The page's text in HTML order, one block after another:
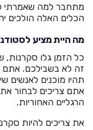
הכלים האלה הולכים
מה היית מציע
כל הזמן גלו סקרנות,
זה לא בשבילכם. אתם
תהיו מוכנים לאנשים
אתם צריכים לבחור
הרגליים האחוריות.
את צריכים להיות